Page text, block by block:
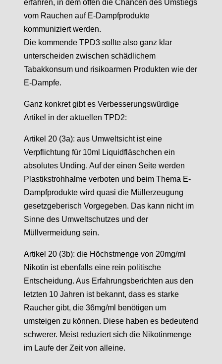
erfahren, in dem offen die Chancen des Umstiegs
vom Rauchen auf E-Dampfprodukte
kommuniziert werden.
Die kommende TPD3 sollte also ganz klar
unterscheiden zwischen schädlichem
Tabakkonsum und risikoarmen Produkten wie der
E-Dampfe.
Ganz konkret gibt es Verbesserungswürdige
Artikel in der aktuellen TPD2:
Artikel 20 (3a): aus Umweltsicht ist eine
Verpflichtung für 10ml Liquidfläschchen ein
absolutes Unding. Auf der einen Seite werden
Plastikstrohhalme verboten und beim Thema E-
Dampfprodukte wird quasi die Müllerzeugung
gesetzgeberisch Vorgegeben. Das kann nicht im
Sinne des Umweltschutzes und der
Müllvermeidung sein.
Artikel 20 (3b): die Höchstmenge von 20mg/ml
Nikotin ist ebenfalls eine rein politische
Entscheidung. Aus Erfahrungsberichten aus den
letzten 10 Jahren ist bekannt, dass es starke
Raucher gibt, die 36mg/ml benötigen um
umsteigen zu können. Diese haben es bedeutend
schwerer. Meist reduziert sich die Nikotinmenge
im Laufe der Zeit von alleine.